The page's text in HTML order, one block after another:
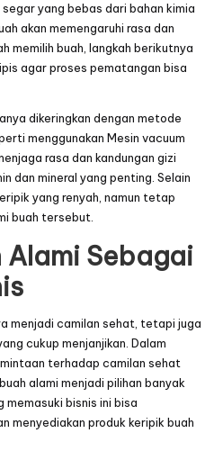
yang bebas dari bahan kimia
akan memengaruhi rasa dan
memilih buah, langkah berikutnya
agar proses pematangan bisa
dikeringkan dengan metode
menggunakan Mesin vacuum
rasa dan kandungan gizi
dan mineral yang penting. Selain
yang renyah, namun tetap
buah tersebut.
Alami Sebagai
menjadi camilan sehat, tetapi juga
cukup menjanjikan. Dalam
terhadap camilan sehat
alami menjadi pilihan banyak
memasuki bisnis ini bisa
menyediakan produk keripik buah